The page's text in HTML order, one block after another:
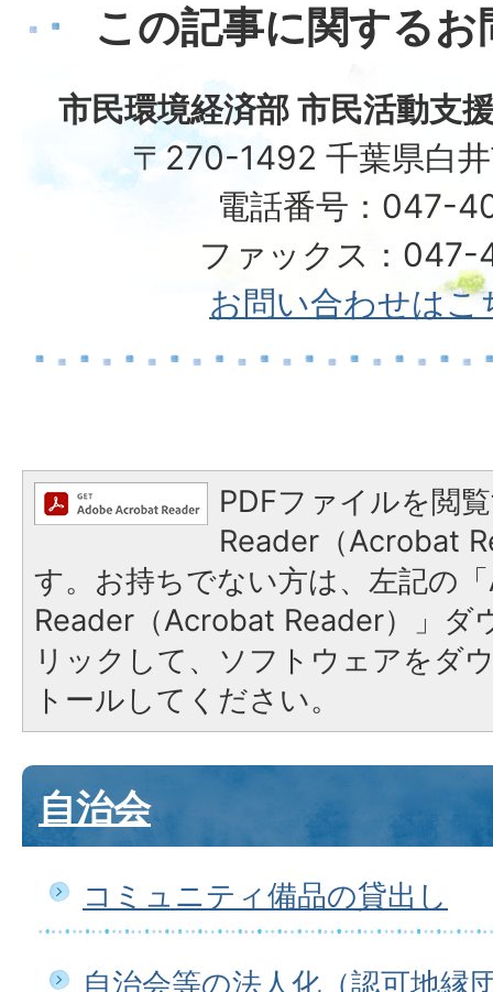
この記事に関する
市民環境経済部 市民活動支
〒270-1492 千葉県白
電話番号：047-
ファックス：047-
お問い合わせはこ
PDFファイルを閲
Reader（Acrobat
す。お持ちでない方は、左記の
Reader（Acrobat Reader）」ダ
リックして、ソフトウェアをダ
トールしてください。
自治会
コミュニティ備品の貸出し
自治会等の法人化（認可地縁